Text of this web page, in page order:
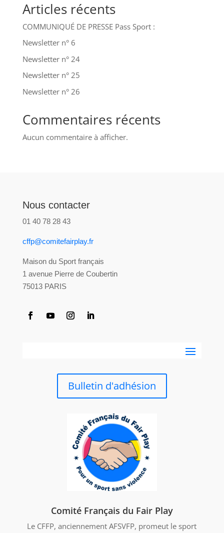
Articles récents
COMMUNIQUÉ DE PRESSE Pass Sport :
Newsletter n° 6
Newsletter n° 24
Newsletter n° 25
Newsletter n° 26
Commentaires récents
Aucun commentaire à afficher.
Nous contacter
01 40 78 28 43
cffp@comitefairplay.fr
Maison du Sport français
1 avenue Pierre de Coubertin
75013 PARIS
Bulletin d'adhésion
Comité Français du Fair Play
Le CFFP, anciennement AFSVFP, promeut le sport